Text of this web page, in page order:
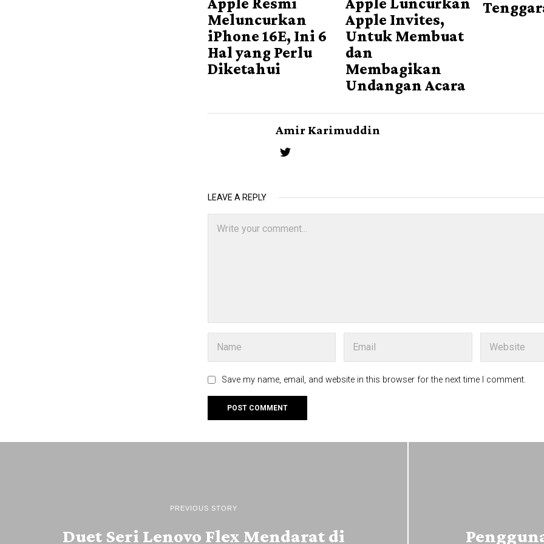
Apple Resmi
Meluncurkan
iPhone 16E, Ini 6
Hal yang Perlu
Diketahui
Apple Luncurkan
Apple Invites,
Untuk Membuat
dan
Membagikan
Undangan Acara
Amir Karimuddin
LEAVE A REPLY
Save my name, email, and website in this browser for the next time I comment.
PREVIOUS STORY
Duet Seri Lenovo Flex Mendarat di